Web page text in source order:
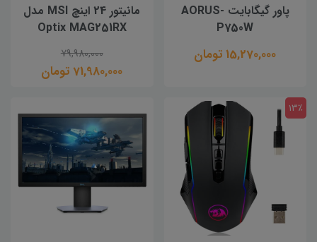
پاور گیگابایت AORUS-
P750W
15,270,000 تومان
مانیتور 24 اینچ MSI مدل
Optix MAG251RX
79,980,000
71,980,000 تومان
13٪